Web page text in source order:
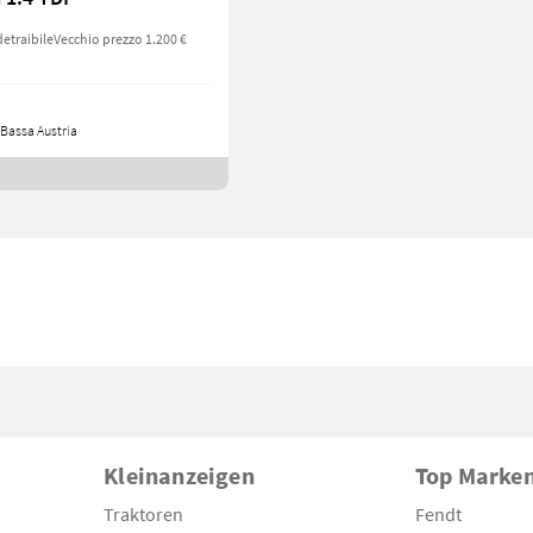
Vecchio prezzo 1.200 €
Austria
Kleinanzeigen
Traktoren
Top
Fendt